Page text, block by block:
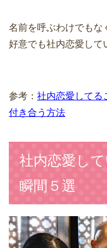
名前を呼ぶわけでもな
好意でも社内恋愛し
参考： 社内恋愛してる
付き合う方法
社内恋愛し
瞬間５選